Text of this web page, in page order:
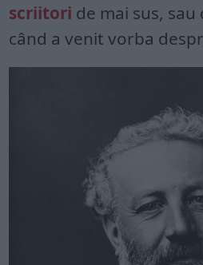
scriitori de mai sus,
când a venit vorba